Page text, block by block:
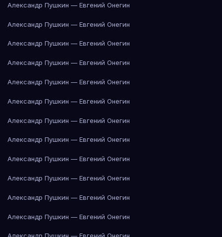
Александр Пушкин — Евгений Онегин
Александр Пушкин — Евгений Онегин
Александр Пушкин — Евгений Онегин
Александр Пушкин — Евгений Онегин
Александр Пушкин — Евгений Онегин
Александр Пушкин — Евгений Онегин
Александр Пушкин — Евгений Онегин
Александр Пушкин — Евгений Онегин
Александр Пушкин — Евгений Онегин
Александр Пушкин — Евгений Онегин
Александр Пушкин — Евгений Онегин
Александр Пушкин — Евгений Онегин